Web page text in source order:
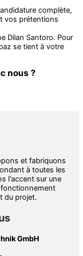
complète,
vos prétentions
Dilan Santoro. Pour
se tient à votre
nous ?
et fabriquons
à toutes les
l'accent sur une
fonctionnement
du projet.
GmbH